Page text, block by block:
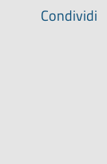
Condividi